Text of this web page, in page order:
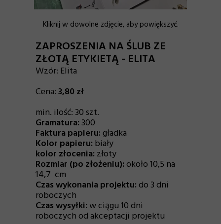
ZAPROSZENIA NA ŚLUB ZE
ZŁOTĄ ETYKIETĄ - ELITA
Wzór: Elita
Cena:3,80 zł
min. ilość: 30 szt.
Gramatura: 300
Faktura papieru:gładka
Kolor papieru: biały
kolor złocenia: złoty
Rozmiar (po złożeniu):około 10,5 na
14,7 cm
Czas wykonania projektu:do 3 dni
roboczych
Czas wysyłki:w ciągu 10 dni
roboczych od akceptacji projektu
Kliknij w dowolne zdjęcie, aby powiększyć.